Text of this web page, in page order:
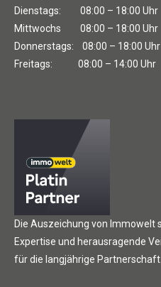
Dienstags: 08:00 – 18:00 Uhr
Mittwochs 08:00 – 18:00 Uhr
Donnerstags: 08:00 – 18:00 Uhr
Freitags: 08:00 – 14:00 Uhr
Die Auszeichung von
Expertise und herausragende
für die langjährige Partnerschaft.